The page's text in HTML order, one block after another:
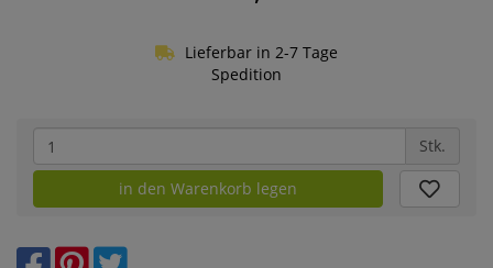
Lieferbar in 2-7 Tage
Spedition
Stk.
in den Warenkorb legen